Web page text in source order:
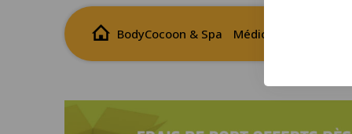
BodyCocoon & Spa Médical